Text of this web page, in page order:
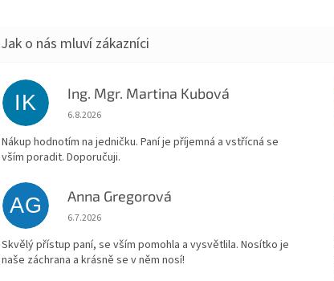
IK Ing. Mgr. Martina Kubová
Hodnocení obchodu je 5 z 5 hvězdiček.
6.8.2026
Nákup hodnotím na jedničku. Paní je příjemná a vstřícná se
vším poradit. Doporučuji.
AG Anna Gregorová
Hodnocení obchodu je 5 z 5 hvězdiček.
6.7.2026
Skvělý přístup paní, se vším pomohla a vysvětlila. Nosítko je
naše záchrana a krásně se v něm nosí!